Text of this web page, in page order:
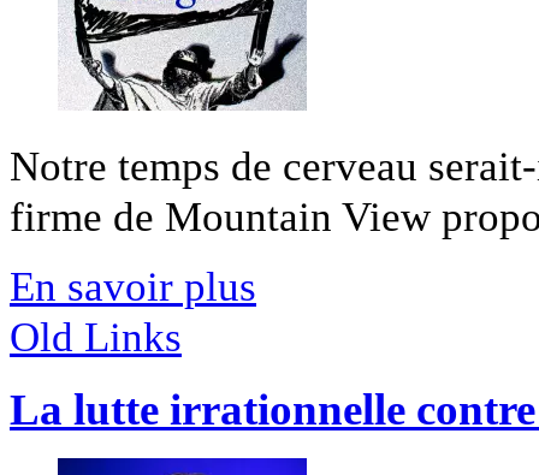
Notre temps de cerveau
firme de Mountain View
En savoir plus
Old Links
La lutte irrationnelle